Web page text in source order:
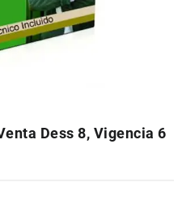
Dess 8, Vigencia 6